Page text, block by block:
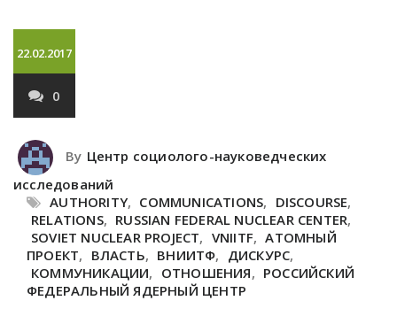
22.02.2017
0
By Центр социолого-науковедческих
исследований
AUTHORITY, COMMUNICATIONS, DISCOURSE,
RELATIONS, RUSSIAN FEDERAL NUCLEAR CENTER,
SOVIET NUCLEAR PROJECT, VNIITF, АТОМНЫЙ
ПРОЕКТ, ВЛАСТЬ, ВНИИТФ, ДИСКУРС,
КОММУНИКАЦИИ, ОТНОШЕНИЯ, РОССИЙСКИЙ
ФЕДЕРАЛЬНЫЙ ЯДЕРНЫЙ ЦЕНТР